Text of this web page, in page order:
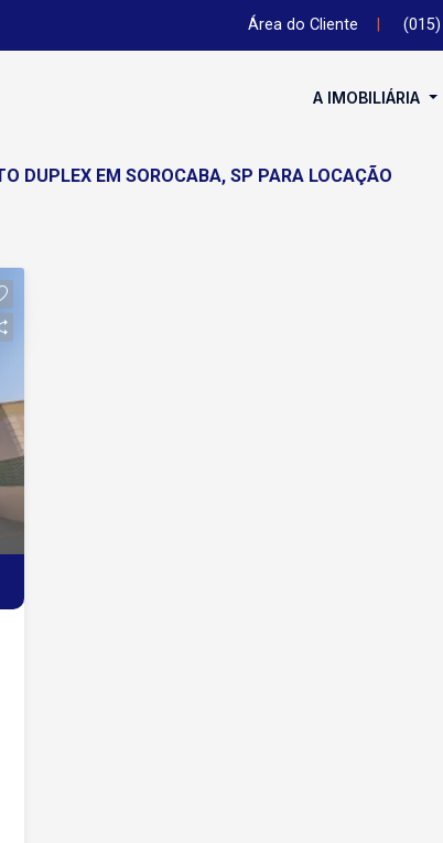
Área do Cliente
A IMOBILIÁRIA
DUPLEX EM SOROCABA, SP PARA LOCAÇÃO